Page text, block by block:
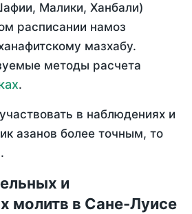
Малики, Ханбали)
расписании намоз
мазхабу.
методы расчета
.
в наблюдениях и
азанов более точным, то
и
молитв в Сане-Луисе